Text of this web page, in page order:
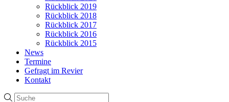
Rückblick 2019
Rückblick 2018
Rückblick 2017
Rückblick 2016
Rückblick 2015
News
Termine
Gefragt im Revier
Kontakt